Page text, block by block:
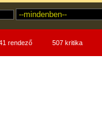
rendező 507 kritika